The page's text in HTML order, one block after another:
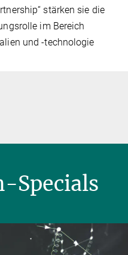
stärken sie die
im Bereich
und -technologie
Specials